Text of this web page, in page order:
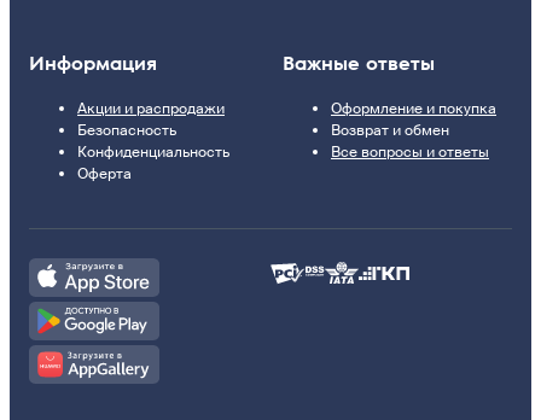
Информация
Акции и распродажи
Безопасность
Конфиденциальность
Оферта
Важные ответы
Оформление и покупка
Возврат и обмен
Все вопросы и ответы